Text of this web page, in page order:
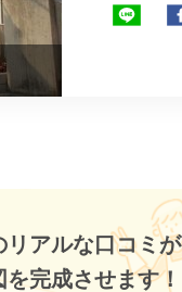
リアルな口コミが
完成させます！